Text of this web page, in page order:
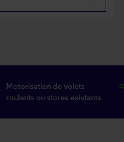
Motorisation de volets
roulants ou stores existants